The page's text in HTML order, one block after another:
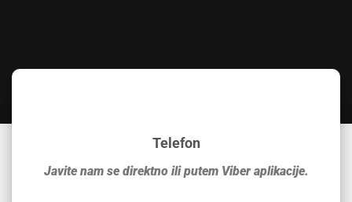
Telefon
Javite nam se direktno ili putem Viber aplikacije.